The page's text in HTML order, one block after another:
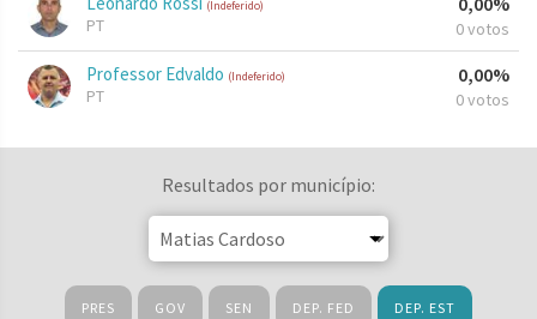
(Indeferido)
PT 0 votos
Professor Edvaldo (Indeferido)
PT
0,00%
0 votos
Resultados por município:
PRES GOV SEN DEP. FED DEP. EST